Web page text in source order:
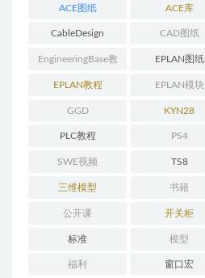
ACE图纸 ACE库
CableDesign CAD图纸
EngineeringBase教
程
EPLAN图纸
EPLAN教程 EPLAN模块
GGD KYN28
PLC教程 PS4
SWE视频 TS8
三维模型 书籍
公开课 开关柜
标准 模型
福利 窗口宏